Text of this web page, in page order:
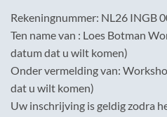
Rekeningnummer: NL26 INGB
Ten name van : Loes Botman
datum dat u wilt komen)
Onder vermelding van:
dat u wilt komen)
Uw inschrijving is geldig zodra